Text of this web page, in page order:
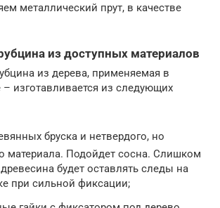
металлический прут, в качестве
из доступных материалов
из дерева, применяемая в
изготавливается из следующих
бруска и нетвердого, но
материала. Подойдет сосна. Слишком
будет оставлять следы на
при сильной фиксации;